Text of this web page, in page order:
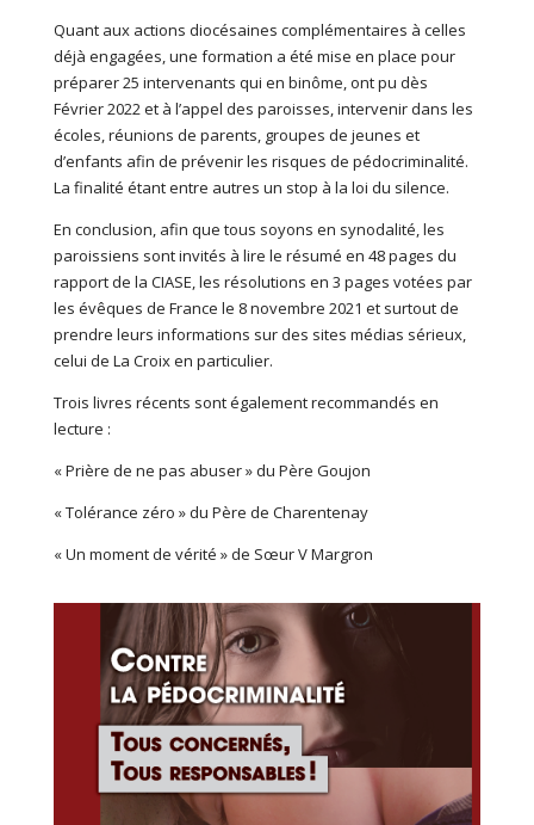
Quant aux actions diocésaines complémentaires à celles
déjà engagées, une formation a été mise en place pour
préparer 25 intervenants qui en binôme, ont pu dès
Février 2022 et à l’appel des paroisses, intervenir dans les
écoles, réunions de parents, groupes de jeunes et
d’enfants afin de prévenir les risques de pédocriminalité.
La finalité étant entre autres un stop à la loi du silence.
En conclusion, afin que tous soyons en synodalité, les
paroissiens sont invités à lire le résumé en 48 pages du
rapport de la CIASE, les résolutions en 3 pages votées par
les évêques de France le 8 novembre 2021 et surtout de
prendre leurs informations sur des sites médias sérieux,
celui de La Croix en particulier.
Trois livres récents sont également recommandés en
lecture :
« Prière de ne pas abuser » du Père Goujon
« Tolérance zéro » du Père de Charentenay
« Un moment de vérité » de Sœur V Margron